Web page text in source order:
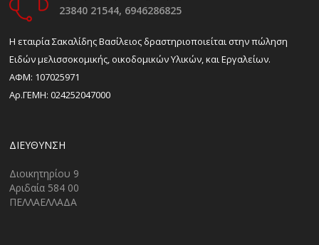
23840 21544, 6946286825
H εταιρία Σακαλίδης Βασίλειος δραστηριοποιείται στην πώληση
Ειδών μελισσοκομικής, οικοδομικών Υλικών, και Εργαλείων.
ΑΦΜ: 107025971
Αρ.ΓΕΜΗ: 024252047000
ΔΙΕΎΘΥΝΣΗ
Διοικητηρίου 9
Αριδαία 584 00
ΠΕΛΛΑΕΛΛΑΔΑ